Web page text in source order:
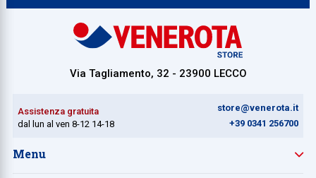
Via Tagliamento, 32 - 23900 LECCO
Assistenza gratuita
dal lun al ven 8-12 14-18
store@venerota.it
+39 0341 256700
Menu